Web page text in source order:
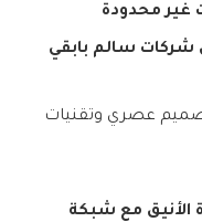
غير محدودة
شركات سالم بابقي
عصري وتقنيات
الأنيق مع شبكة